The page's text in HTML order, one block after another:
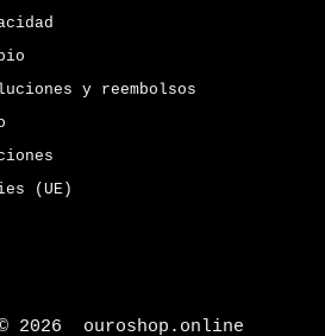
y reembolsos
(UE)
2026 ouroshop.online